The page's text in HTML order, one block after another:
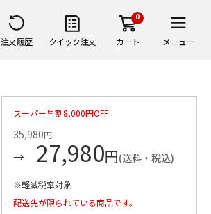
注文履歴 クイック注文
0
カート メニュー
スーパー早割8,000円OFF
35,980円
27,980円(送料・税込)
※軽減税率対象
配送先が限られている商品です。